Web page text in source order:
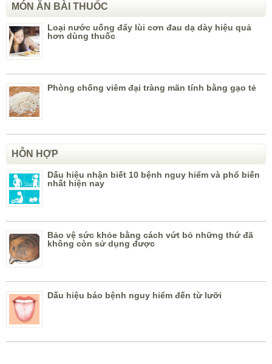
MÓN ĂN BÀI THUỐC
Loại nước uống đẩy lùi cơn đau dạ dày hiệu quả
hơn dùng thuốc
Phòng chống viêm đại tràng mãn tính bằng gạo tẻ
HỖN HỢP
Dấu hiệu nhận biết 10 bệnh nguy hiểm và phổ biến
nhất hiện nay
Bảo vệ sức khỏe bằng cách vứt bỏ những thứ đã
không còn sử dụng được
Dấu hiệu báo bệnh nguy hiểm đến từ lưỡi